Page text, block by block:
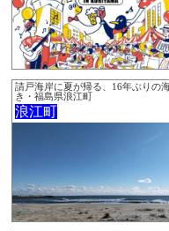
請戸海岸に夏が帰る、16年ぶりの
き・福島県浪江町
浪江町